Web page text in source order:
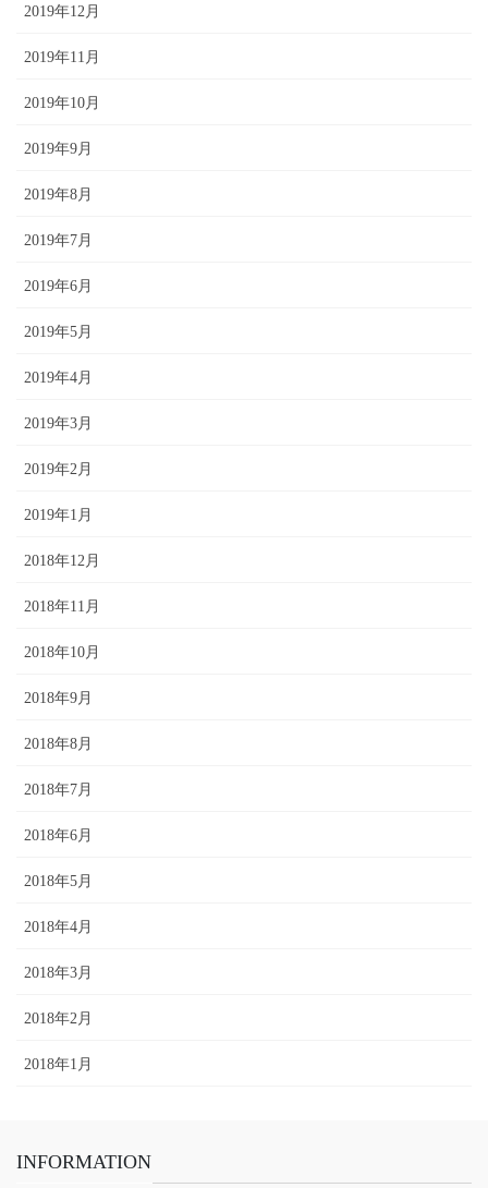
2019年12月
2019年11月
2019年10月
2019年9月
2019年8月
2019年7月
2019年6月
2019年5月
2019年4月
2019年3月
2019年2月
2019年1月
2018年12月
2018年11月
2018年10月
2018年9月
2018年8月
2018年7月
2018年6月
2018年5月
2018年4月
2018年3月
2018年2月
2018年1月
INFORMATION